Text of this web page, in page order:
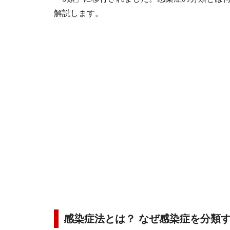
解説します。
感染症法とは？ なぜ感染症を分類